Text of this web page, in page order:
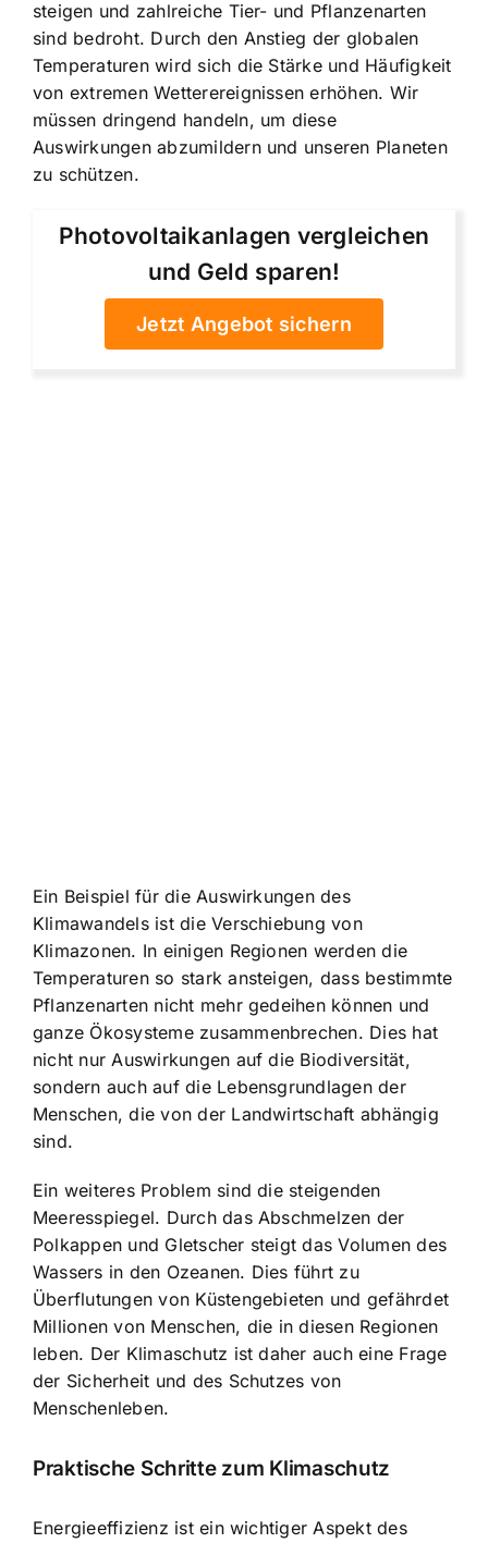
steigen und zahlreiche Tier- und Pflanzenarten
sind bedroht. Durch den Anstieg der globalen
Temperaturen wird sich die Stärke und Häufigkeit
von extremen Wetterereignissen erhöhen. Wir
müssen dringend handeln, um diese
Auswirkungen abzumildern und unseren Planeten
zu schützen.
Photovoltaikanlagen vergleichen
und Geld sparen!
Jetzt Angebot sichern
Ein Beispiel fürdie Auswirkungen des
Klimawandelsist die Verschiebung von
Klimazonen. In einigen Regionen werden die
Temperaturen so stark ansteigen, dass bestimmte
Pflanzenarten nicht mehr gedeihen können und
ganze Ökosysteme zusammenbrechen. Dies hat
nicht nur Auswirkungen auf die Biodiversität,
sondern auch auf die Lebensgrundlagen der
Menschen, die von der Landwirtschaft abhängig
sind.
Ein weiteres Problem sind die steigenden
Meeresspiegel. Durch das Abschmelzen der
Polkappen und Gletscher steigt das Volumen des
Wassers in den Ozeanen. Dies führt zu
Überflutungen von Küstengebieten und gefährdet
Millionen von Menschen, die in diesen Regionen
leben. Der Klimaschutz ist daher auch eine Frage
der Sicherheit und des Schutzes von
Menschenleben.
Praktische Schritte zum Klimaschutz
Energieeffizienz ist ein wichtiger Aspektdes